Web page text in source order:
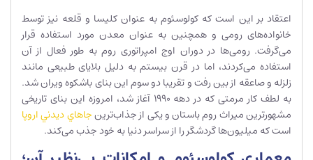
اعتقاد بر این است که کولوسئوم به عنوان کلیسا و قلعه نیز توسط
خانواده‌های رومی و همچنین به عنوان معدن مورد استفاده قرار
می‌گرفت. رومی‌ها در دوران اوج امپراتوری روم به طور فعال از آن
استفاده می‌کردند، اما در قرن بیستم به دلیل بلایای طبیعی مانند
زلزله و صاعقه از بین رفت و تقریبا دو سوم این بنای باشکوه ویران شد.
به لطف کار مرمتی که در دهه 1990 آغاز شد، امروزه این بنای تاریخی
مشهورترین میراث روم باستان و یکی از جذاب‌ترینجاهاي ديدني اروپا
است که میلیون‌ها گردشگر را از سراسر دنیا به خود جذب می‌کند.